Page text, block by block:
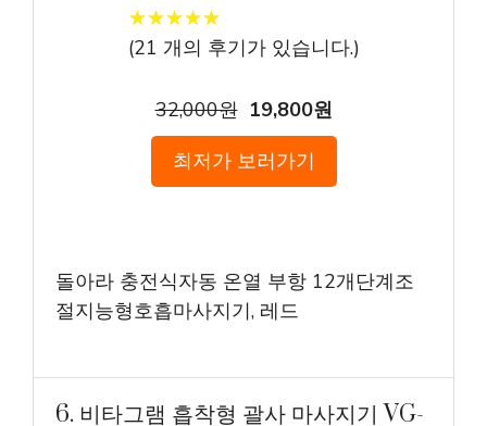
★★★★★
★★★★★
(21 개의 후기가 있습니다.)
32,000원 19,800원
최저가 보러가기
돌아라 충전식자동 온열 부항 12개단계조
절지능형호흡마사지기, 레드
6. 비타그램 흡착형 괄사 마사지기 VG-